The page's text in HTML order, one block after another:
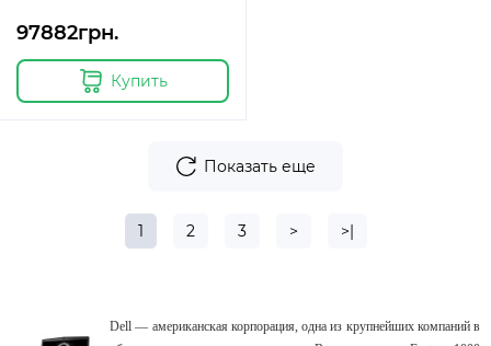
97882грн.
Купить
Показать еще
1 2 3 > >|
Dell — американская корпорация, одна из крупнейших компаний в